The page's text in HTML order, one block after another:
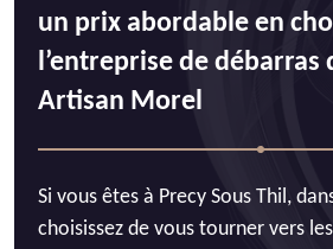
un prix abordable en
l’entreprise de débarras
Artisan Morel
Si vous êtes à Precy Sous Thil,
choisissez de vous tourner vers